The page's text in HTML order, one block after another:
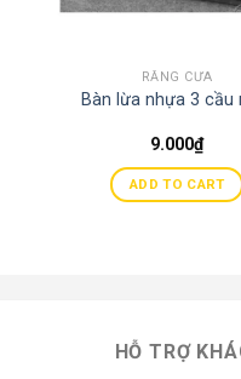
RĂNG CƯA
Bàn lừa nhựa 3 cầu
9.000₫
ADD TO CART
HỖ TRỢ